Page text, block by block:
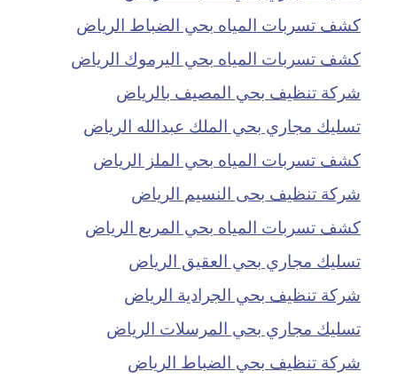
كشف تسربات المياه بحي الضباط الرياض
كشف تسربات المياه بحي اليرموك الرياض
شركة تنظيف بحي المصيف بالرياض
تسليك مجاري بحي الملك عبدالله الرياض
كشف تسربات المياه بحي الملز الرياض
شركة تنظيف بحى النسيم الرياض
كشف تسربات المياه بحي المربع الرياض
تسليك مجاري بحي العقيق الرياض
شركة تنظيف بحي الجرادية الرياض
تسليك مجاري بحي المرسلات الرياض
شركة تنظيف بحي الضباط الرياض